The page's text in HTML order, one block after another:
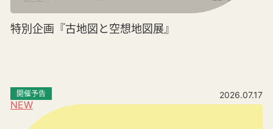
特別企画『古地図と空想地図展』
NEW
開催予告 2026.07.17